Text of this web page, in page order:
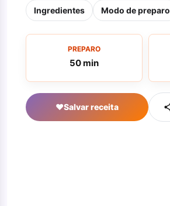
Ingredientes Modo de preparo
PREPARO
50 min
♥Salvar receita